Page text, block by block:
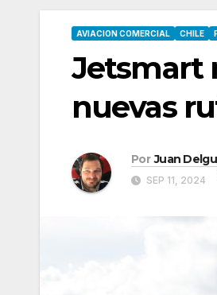
AVIACION COMERCIAL CHILE
Jetsmart
nuevas
Por Juan
SEP 11, 2024